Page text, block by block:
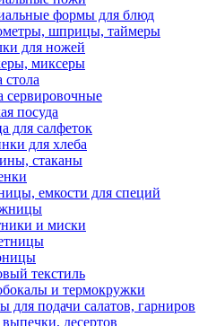
формы для блюд
шприцы, таймеры
для ножей
миксеры
стола
сервировочные
посуда
для салфеток
для хлеба
стаканы
емкости для специй
и миски
текстиль
и термокружки
для подачи салатов, гарниров
десертов